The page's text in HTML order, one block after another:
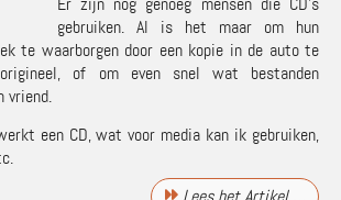
gebruiken. Al is het maar om hun
te waarborgen door een kopie in de auto te
of om even snel wat bestanden
vriend.
een CD, wat voor media kan ik gebruiken,